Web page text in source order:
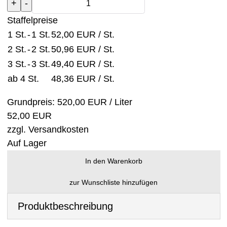
Staffelpreise
1 St.-1 St.52,00 EUR / St.
2 St.-2 St.50,96 EUR / St.
3 St.-3 St.49,40 EUR / St.
ab 4 St.
48,36 EUR / St.
Grundpreis: 520,00 EUR / Liter
52,00 EUR
zzgl. Versandkosten
Auf Lager
Produktbeschreibung